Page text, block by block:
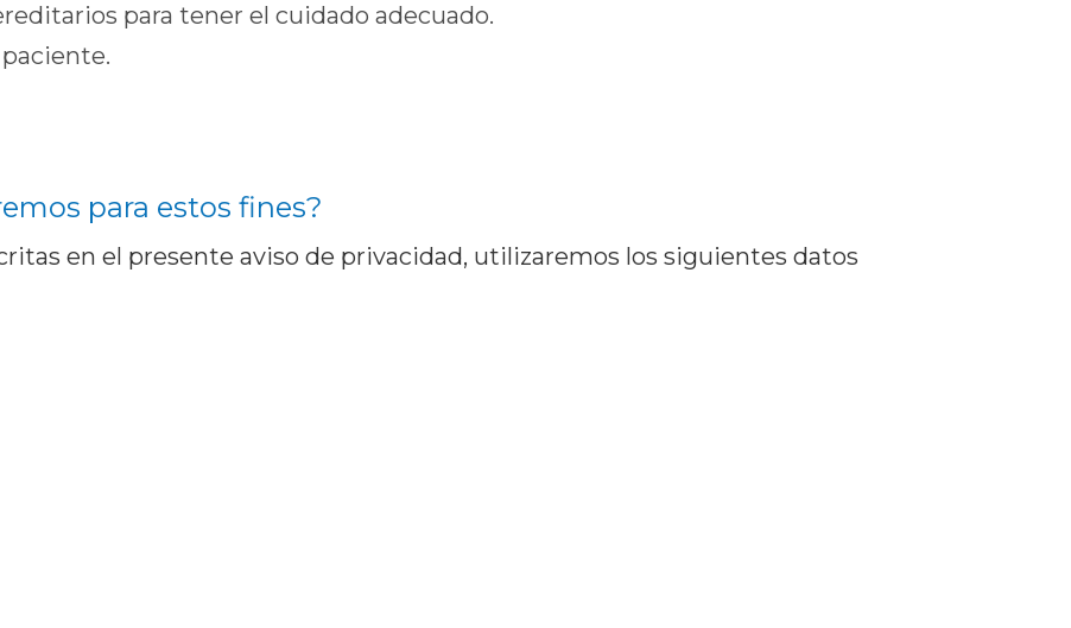
para tener el cuidado adecuado.
para estos fines?
en el presente aviso de privacidad, utilizaremos los siguientes datos